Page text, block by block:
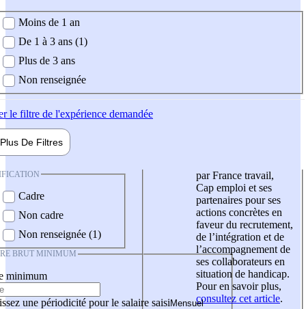
demandée
Moins de 1 an
De 1 à 3 ans (1)
Plus de 3 ans
Non renseignée
le filtre de l'expérience demandée
Plus De Filtres
Cadre
Non cadre
Non renseignée (1)
BRUT MINIMUM
minimum
une périodicité pour le salaire saisi
par France travail,
Cap emploi et ses
partenaires pour ses
actions concrètes en
faveur du recrutement,
de l’intégration et de
l’accompagnement de
ses collaborateurs en
situation de handicap.
Pour en savoir plus,
consultez cet article.